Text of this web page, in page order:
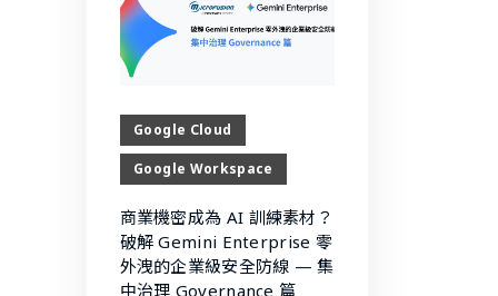
Google Cloud
Google Workspace
商業機密成為 AI 訓練素材？
破解 Gemini Enterprise 零
外洩的企業級安全防線 — 集
中治理 Governance 篇